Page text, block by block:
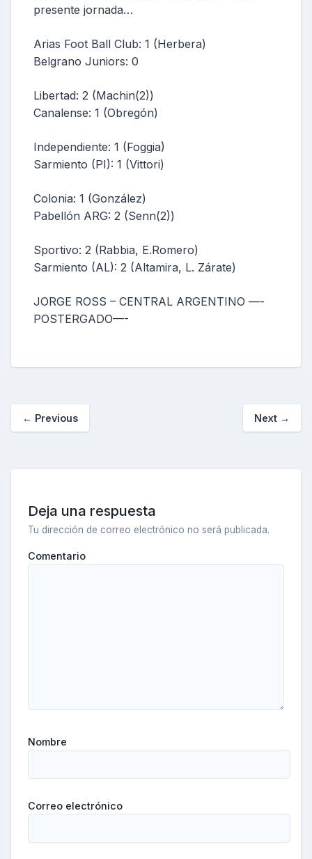
presente jornada…
Arias Foot Ball Club: 1 (Herbera)
Belgrano Juniors: 0
Libertad: 2 (Machin(2))
Canalense: 1 (Obregón)
Independiente: 1 (Foggia)
Sarmiento (PI): 1 (Vittori)
Colonia: 1 (González)
Pabellón ARG: 2 (Senn(2))
Sportivo: 2 (Rabbia, E.Romero)
Sarmiento (AL): 2 (Altamira, L. Zárate)
JORGE ROSS – CENTRAL ARGENTINO —-
POSTERGADO—-
← Previous Next →
Deja una respuesta
Tu dirección de correo electrónico no será publicada.
Comentario
Nombre
Correo electrónico